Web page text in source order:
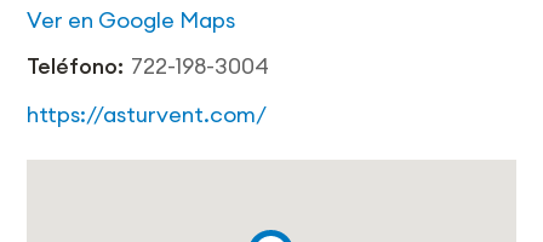
Ver en Google Maps
Teléfono: 722-198-3004
https://asturvent.com/